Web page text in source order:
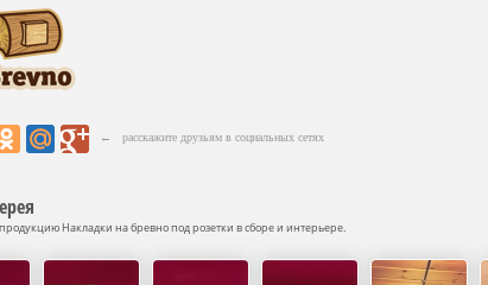
← расскажите друзьям в социальных сетях
Накладки на бревно под розетки в сборе и интерьере.